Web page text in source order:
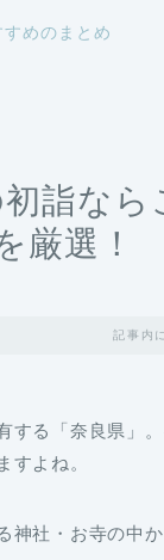
すめのまとめ
詣な
厳選！
記事内
する「奈良県」
すよね。
神社・お寺の中